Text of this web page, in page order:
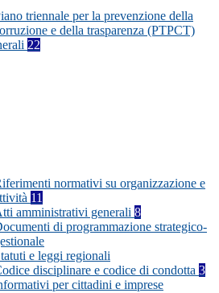
triennale per la prevenzione della
e della trasparenza (PTPCT)
22
normativi su organizzazione e
11
amministrativi generali 8
di programmazione strategico-
e leggi regionali
disciplinare e codice di condotta 3
per cittadini e imprese